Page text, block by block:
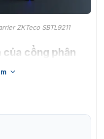
ZKTeco SBTL9211
của cổng phân
hệ thống nhận dạng tự